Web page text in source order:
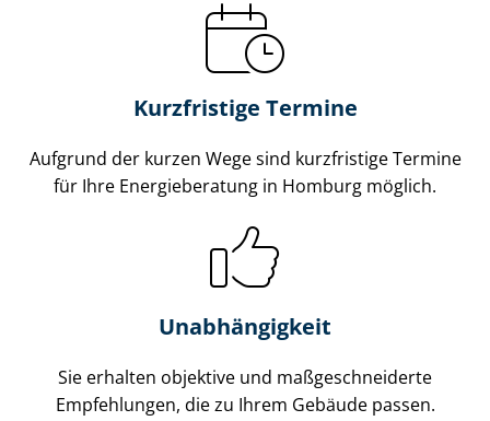
Kurzfristige Termine
Aufgrund der kurzen Wege sind kurzfristige Termine
für Ihre Energieberatung in Homburg möglich.
Unabhängigkeit
Sie erhalten objektive und maß­ge­schnei­der­te
Empfehlungen, die zu Ihrem Gebäude passen.